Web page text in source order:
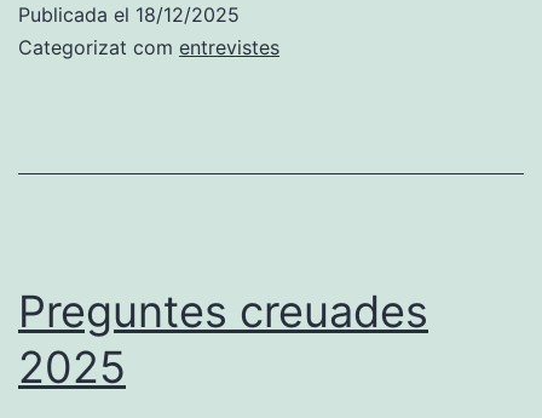
Publicada el 18/12/2025
Categorizat com entrevistes
Preguntes creuades
2025